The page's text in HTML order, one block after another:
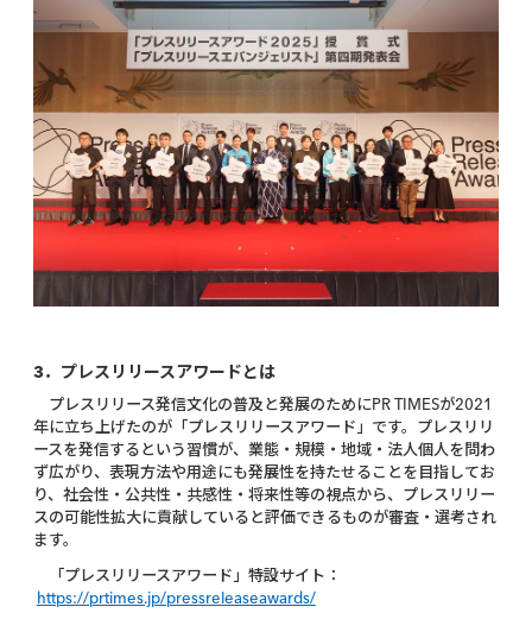
3．プレスリリースアワードとは
プレスリリース発信文化の普及と発展のためにPR TIMESが2021
年に立ち上げたのが「プレスリリースアワード」です。プレスリリ
ースを発信するという習慣が、業態・規模・地域・法人個人を問わ
ず広がり、表現方法や用途にも発展性を持たせることを目指してお
り、社会性・公共性・共感性・将来性等の視点から、プレスリリー
スの可能性拡大に貢献していると評価できるものが審査・選考され
ます。
「プレスリリースアワード」特設サイト：
https://prtimes.jp/pressreleaseawards/